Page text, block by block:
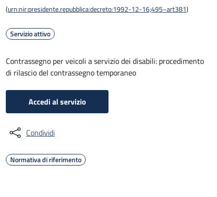
(urn:nir:presidente.repubblica:decreto:1992-12-16;495~art381)
Servizio attivo
Contrassegno per veicoli a servizio dei disabili: procedimento
di rilascio del contrassegno temporaneo
Accedi al servizio
Condividi
Normativa di riferimento